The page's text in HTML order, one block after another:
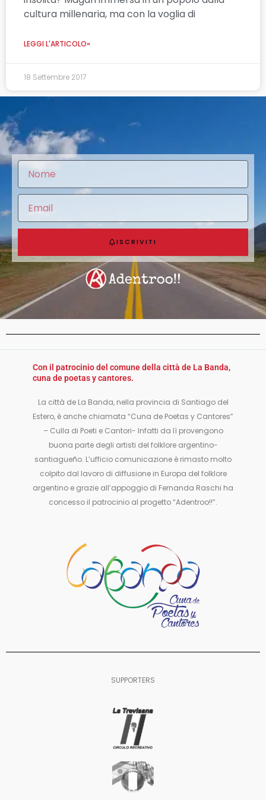
cultura millenaria, ma con la voglia di
LEGGI L'ARTICOLO»
18 Settembre 2017
ISCRIVITI
Con il patrocinio del comune della città de La Banda,
cuna de poetas y cantores.
La città de La Banda, nella provincia di Santiago del
Estero, è anche chiamata “Cuna de Poetas y Cantores”
– Culla di Poeti e Cantori- Infatti da lì provengono
buona parte degli artisti del folklore argentino-
santiagueño. L’ufficio comunicazione è rimasto molto
colpito dal lavoro di diffusione in Europa del folklore
argentino e grazie all’appoggio di Fernanda Raschi ha
concesso il patrocinio al progetto “Adentroo!!”.
SUPPORTERS